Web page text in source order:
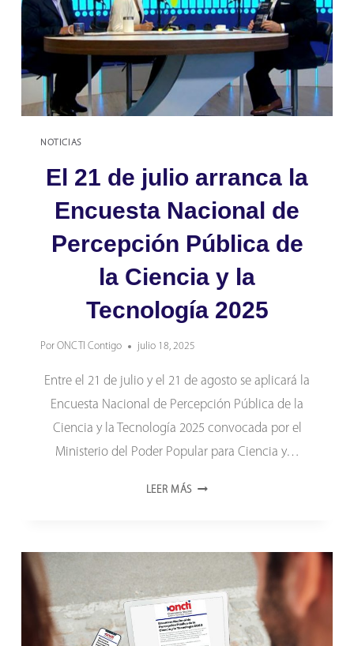
NOTICIAS
El 21 de julio arranca la
Encuesta Nacional de
Percepción Pública de
la Ciencia y la
Tecnología 2025
Por ONCTI Contigo julio 18, 2025
Entre el 21 de julio y el 21 de agosto se aplicará la
Encuesta Nacional de Percepción Pública de la
Ciencia y la Tecnología 2025 convocada por el
Ministerio del Poder Popular para Ciencia y…
LEER MÁS EL
ENCUESTA
NACIONAL
DE